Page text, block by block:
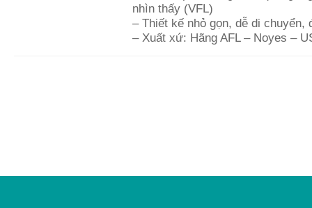
nhìn thấy (VFL)
– Thiết kế nhỏ gọn, dễ di chuyển,
– Xuất xứ: Hãng AFL – Noyes –